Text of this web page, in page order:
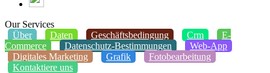
Our Services
Über
Daten Geschäftsbedingung Crm
E-
Commerce
Datenschutz-Bestimmungen
Web-App
Digitales Marketing
Grafik
Fotobearbeitung
Kontaktiere uns